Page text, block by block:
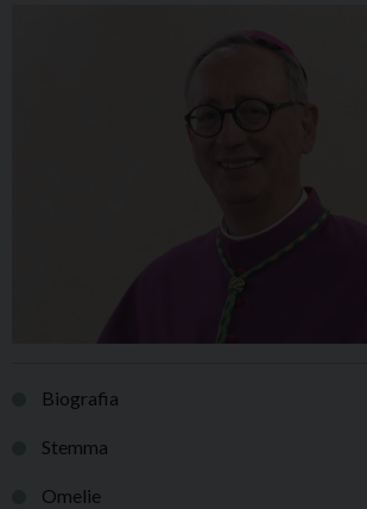
Biografia
Stemma
Omelie